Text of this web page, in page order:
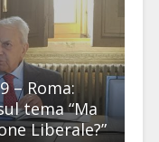
– Roma:
tema “Ma
Liberale?”